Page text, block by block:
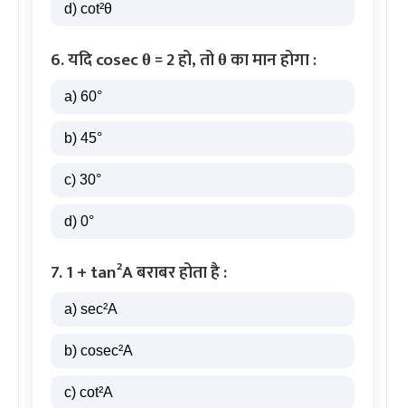
d) cot²θ
6. यदि cosec θ = 2 हो, तो θ का मान होगा :
a) 60°
b) 45°
c) 30°
d) 0°
7. 1 + tan²A बराबर होता है :
a) sec²A
b) cosec²A
c) cot²A